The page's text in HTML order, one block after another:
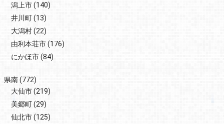
潟上市(140)
井川町(13)
大潟村(22)
由利本荘市(176)
にかほ市(84)
県南(772)
大仙市(219)
美郷町(29)
仙北市(125)